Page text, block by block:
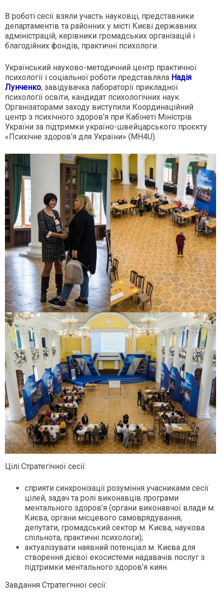
В роботі сесії взяли участь науковці, представники
департаментів та районних у місті Києві державних
адміністрацій, керівники громадських організацій і
благодійних фондів, практичні психологи.
Український науково-методичний центр практичної
психології і соціальної роботи представляла Надія
Лунченко, завідувачка лабораторії прикладної
психології освіти, кандидат психологічних наук.
Організаторами заходу виступили Координаційний
центр з психічного здоров’я при Кабінеті Міністрів
України за підтримки україно-швейцарського проєкту
«Психічне здоров’я для України» (MH4U).
Цілі Стратегічної сесії:
сприяти синхронізації розуміння учасниками сесії
цілей, задач та ролі виконавців програми
ментального здоров’я (органи виконавчої влади м.
Києва, органи місцевого самоврядування,
депутати, громадський сектор м. Києва, наукова
спільнота, практичні психологи);
актуалізувати наявний потенціал м. Києва для
створення дієвої екосистеми надавачів послуг з
підтримки ментального здоров’я киян.
Завдання Стратегічної сесії: